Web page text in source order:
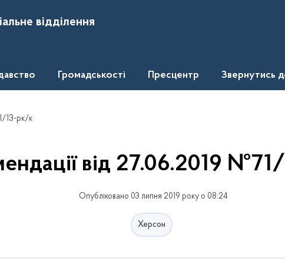
відділення
Громадськості Пресцентр Звернутись
13-рк/к
від 27.06.2019
Опубліковано 03 липня 2019 року о 08:24
Херсон